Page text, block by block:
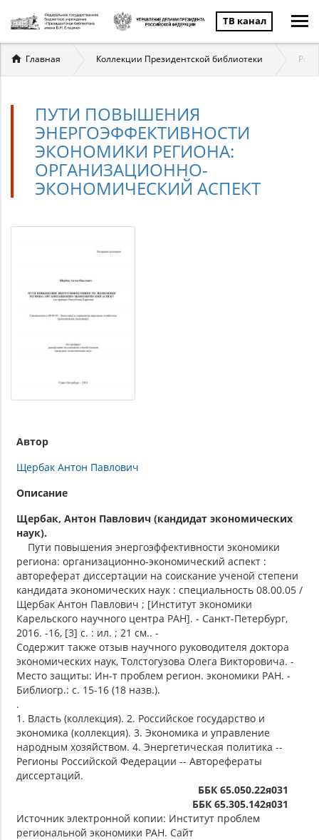
ТВ канал
Вы
здесь
Главная Коллекции Президентской библиотеки
ПУТИ ПОВЫШЕНИЯ
ЭНЕРГОЭФФЕКТИВНОСТИ
ЭКОНОМИКИ РЕГИОНА:
ОРГАНИЗАЦИОННО-
ЭКОНОМИЧЕСКИЙ АСПЕКТ
Автор
Щербак Антон Павлович
Описание
Щербак, Антон Павлович (кандидат экономических
наук).
Пути повышения энергоэффективности экономики
региона: организационно-экономический аспект :
автореферат диссертации на соискание ученой степени
кандидата экономических наук : специальность 08.00.05 /
Щербак Антон Павлович ; [Институт экономики
Карельского научного центра РАН]. - Санкт-Петербург,
2016. -16, [3] с. : ил. ; 21 см.. -
Содержит также отзыв научного руководителя доктора
экономических наук, Толстогузова Олега Викторовича. -
Место защиты: Ин-т проблем регион. экономики РАН. -
Библиогр.: с. 15-16 (18 назв.).
.
1. Власть (коллекция). 2. Российское государство и
экономика (коллекция). 3. Экономика и управление
народным хозяйством. 4. Энергетическая политика --
Регионы Российской Федерации -- Авторефераты
диссертаций.
ББК 65.050.22я031
ББК 65.305.142я031
Источник электронной копии: Институт проблем
региональной экономики РАН. Сайт